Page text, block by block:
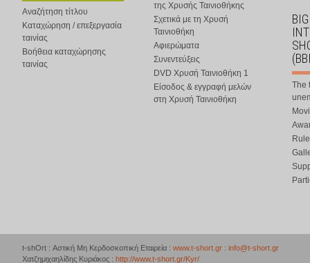
Αναζήτηση τίτλου
Καταχώρηση / επεξεργασία
ταινίας
Βοήθεια καταχώρησης
ταινίας
της Χρυσής Ταινιοθήκης
Σχετικά με τη Χρυσή
Ταινιοθήκη
Αφιερώματα
Συνεντεύξεις
DVD Χρυσή Ταινιοθήκη 1
Είσοδος & εγγραφή μελών
στη Χρυσή Ταινιοθήκη
The
t-shOrt : Αστική Μη Κερδοσκοπική Εταιρεία : www.t-short.gr : info@t-short.gr
Χατζημιχαηλίδης Κυριάκος : http://www.t-short.gr/Kyr/